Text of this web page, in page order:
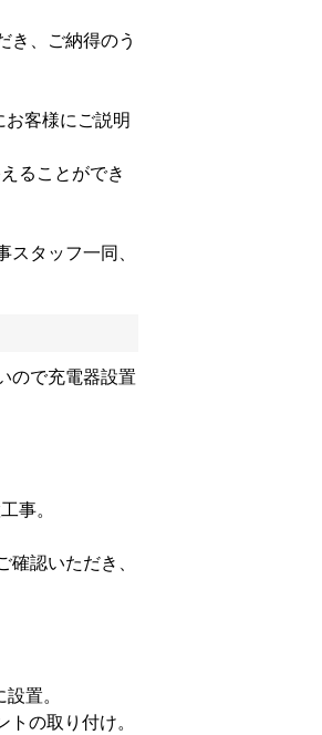
き、ご納得のう
客様にご説明
ることができ
タッフ一同、
ので充電器設置
事。
認いただき、
置。
の取り付け。